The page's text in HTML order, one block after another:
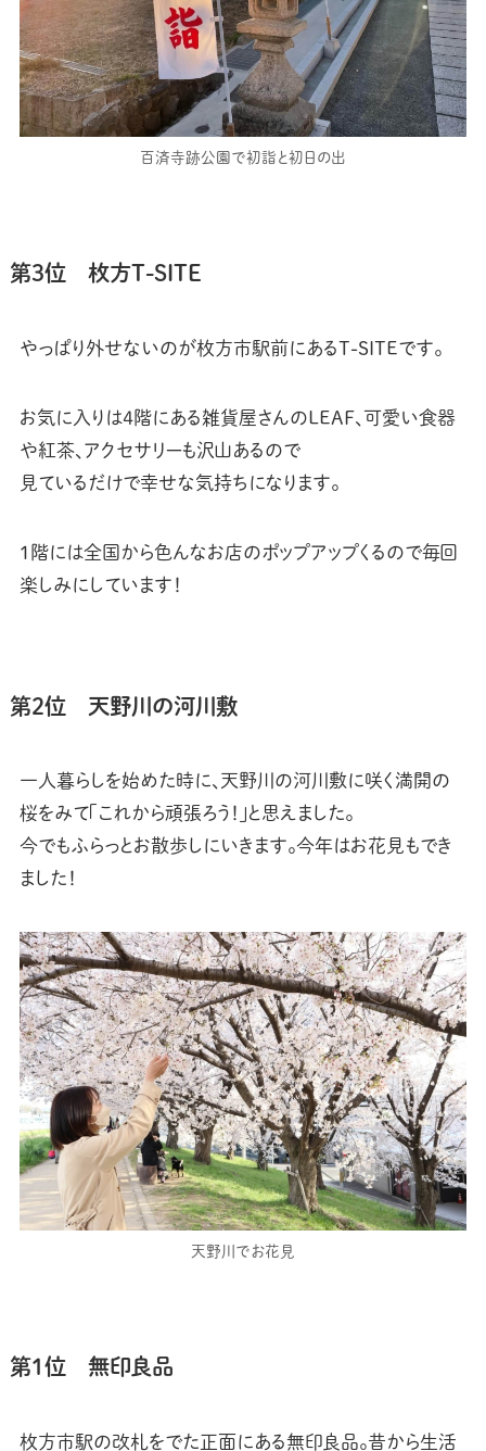
百済寺跡公園で初詣と初日の出
第3位 枚方T-SITE
やっぱり外せないのが枚方市駅前にあるT-SITEです。
お気に入りは４階にある雑貨屋さんのLEAF、可愛い食器
や紅茶、アクセサリーも沢山あるので
見ているだけで幸せな気持ちになります。
1階には全国から色んなお店のポップアップくるので毎回
楽しみにしています！
第2位 天野川の河川敷
一人暮らしを始めた時に、天野川の河川敷に咲く満開の
桜をみて「これから頑張ろう！」と思えました。
今でもふらっとお散歩しにいきます。今年はお花見もでき
ました！
天野川でお花見
第1位 無印良品
枚方市駅の改札をでた正面にある無印良品。昔から生活